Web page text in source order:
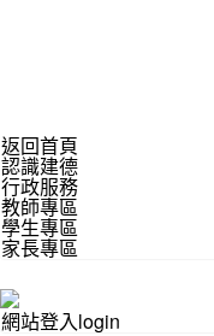
返回首頁
認識建德
行政服務
教師專區
學生專區
家長專區
網站登入login